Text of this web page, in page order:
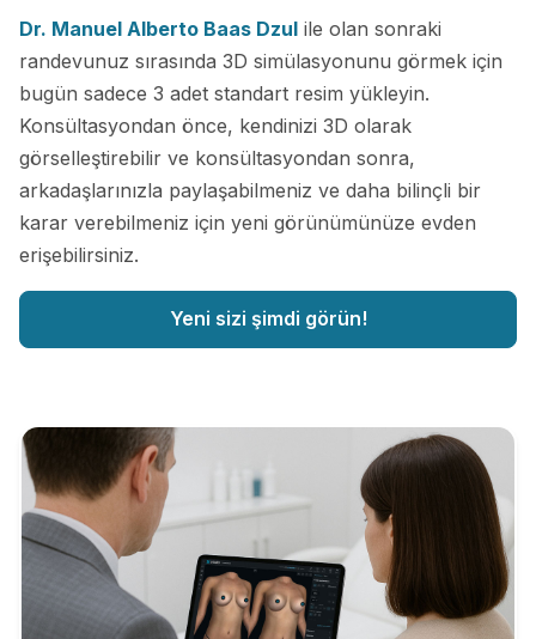
Dr. Manuel Alberto Baas Dzul ile olan sonraki
randevunuz sırasında 3D simülasyonunu görmek için
bugün sadece 3 adet standart resim yükleyin.
Konsültasyondan önce, kendinizi 3D olarak
görselleştirebilir ve konsültasyondan sonra,
arkadaşlarınızla paylaşabilmeniz ve daha bilinçli bir
karar verebilmeniz için yeni görünümünüze evden
erişebilirsiniz.
Yeni sizi şimdi görün!